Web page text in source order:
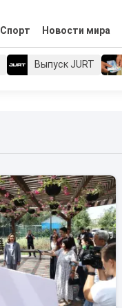
Спорт Новости мира
Выпуск JURT